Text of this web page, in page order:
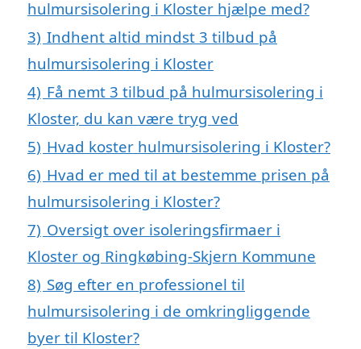
hulmursisolering i Kloster hjælpe med?
3) Indhent altid mindst 3 tilbud på
hulmursisolering i Kloster
4) Få nemt 3 tilbud på hulmursisolering i
Kloster, du kan være tryg ved
5) Hvad koster hulmursisolering i Kloster?
6) Hvad er med til at bestemme prisen på
hulmursisolering i Kloster?
7) Oversigt over isoleringsfirmaer i
Kloster og Ringkøbing-Skjern Kommune
8) Søg efter en professionel til
hulmursisolering i de omkringliggende
byer til Kloster?